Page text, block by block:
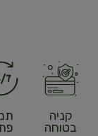
קניה
בטוחה